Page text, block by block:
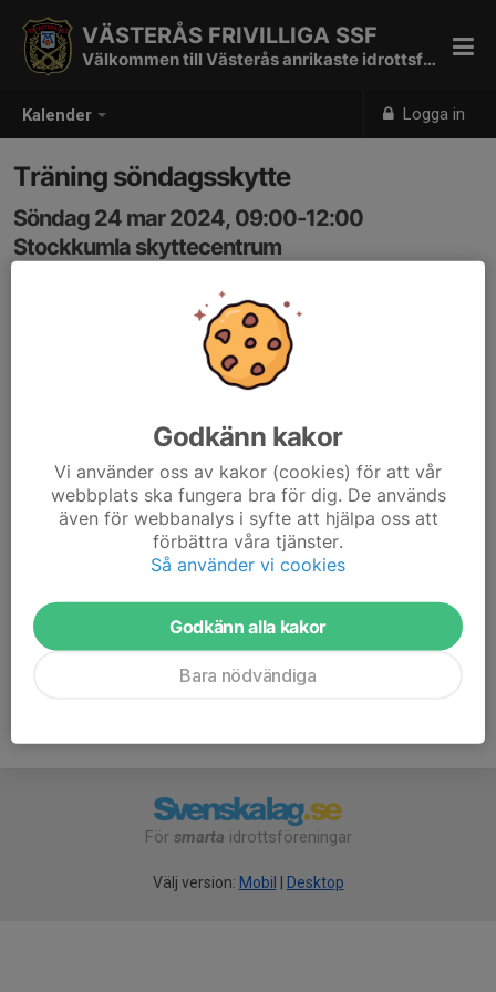
Kalender Logga in
VÄSTERÅS FRIVILLIGA SSF
Välkommen till Västerås anrikaste idrottsförening
Träning söndagsskytte
Söndag 24 mar 2024, 09:00-12:00
Stockkumla skyttecentrum
Samling: 09:00, Paviljongen
Gemensam tid för mer strukturerat skytte. Vad som
skjuts kan variera från gång till gång beroende på
önskemål hos de som deltar. Långhåll klass A och B,
6,5mm med diopter eller kikare, fältskytte eller bana,
50m eller 300m+. Kom hit och umgås och skjut
För smarta idrottsföreningar
Välj version: Mobil Desktop
Godkänn kakor
Vi använder oss av kakor (cookies) för att vår
webbplats ska fungera bra för dig. De används
även för webbanalys i syfte att hjälpa oss att
förbättra våra tjänster.
Så använder vi cookies
Godkänn alla kakor
Bara nödvändiga